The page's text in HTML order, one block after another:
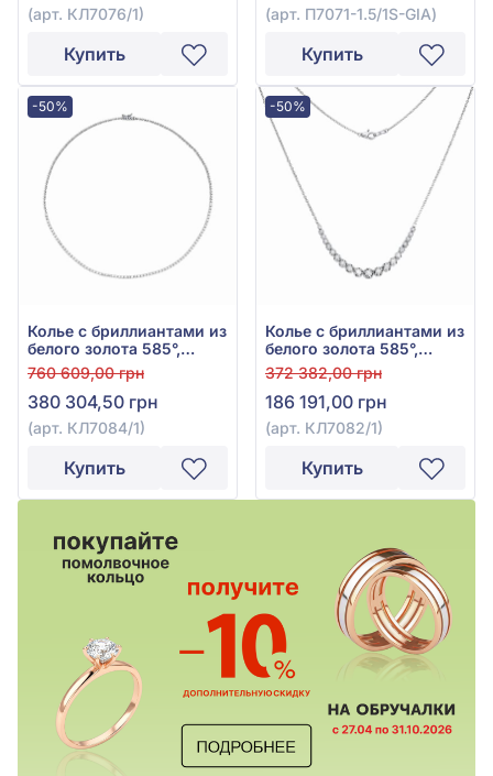
(арт. КЛ7076/1)
Купить
(арт. П7071-1.5/1S-GIA)
Купить
-50%
Колье с бриллиантами из
белого золота 585°,
Бриллиант 3,67ct, арт.
КЛ7084/1
760 609,00 грн
380 304,50 грн
(арт. КЛ7084/1)
Купить
-50%
Колье с бриллиантами из
белого золота 585°,
Бриллиант 1,45ct, арт.
КЛ7082/1
372 382,00 грн
186 191,00 грн
(арт. КЛ7082/1)
Купить